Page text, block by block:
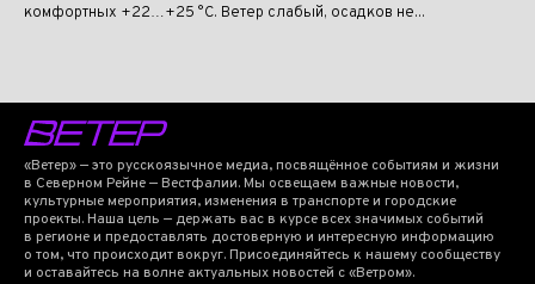
комфортных +22…+25 °C. Ветер слабый, осадков не...
«Ветер» — это русскоязычное медиа, посвящённое событиям и жизни
в Северном Рейне — Вестфалии. Мы освещаем важные новости,
культурные мероприятия, изменения в транспорте и городские
проекты. Наша цель — держать вас в курсе всех значимых событий
в регионе и предоставлять достоверную и интересную информацию
о том, что происходит вокруг. Присоединяйтесь к нашему сообществу
и оставайтесь на волне актуальных новостей с «Ветром».